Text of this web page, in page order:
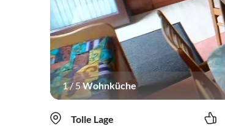
1/ 5Wohnküche
Tolle Lage